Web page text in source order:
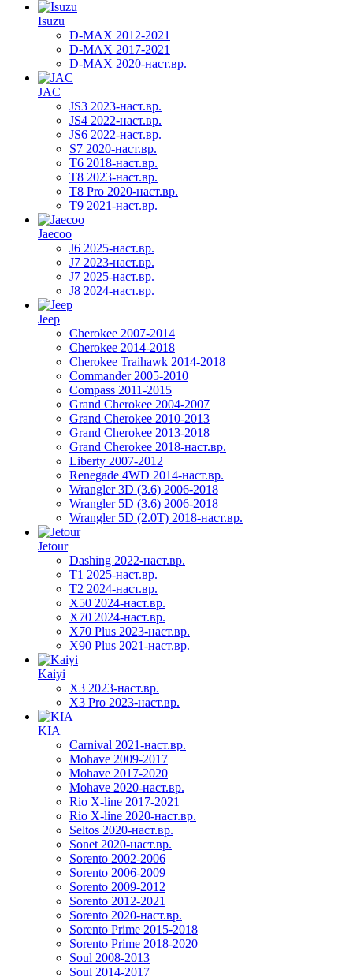
Isuzu
D-MAX 2012-2021
D-MAX 2017-2021
D-MAX 2020-наст.вр.
JAC
JS3 2023-наст.вр.
JS4 2022-наст.вр.
JS6 2022-наст.вр.
S7 2020-наст.вр.
T6 2018-наст.вр.
T8 2023-наст.вр.
T8 Pro 2020-наст.вр.
T9 2021-наст.вр.
Jaecoo
J6 2025-наст.вр.
J7 2023-наст.вр.
J7 2025-наст.вр.
J8 2024-наст.вр.
Jeep
Cherokee 2007-2014
Cherokee 2014-2018
Cherokee Traihawk 2014-2018
Commander 2005-2010
Compass 2011-2015
Grand Cherokee 2004-2007
Grand Cherokee 2010-2013
Grand Cherokee 2013-2018
Grand Cherokee 2018-наст.вр.
Liberty 2007-2012
Renegade 4WD 2014-наст.вр.
Wrangler 3D (3.6) 2006-2018
Wrangler 5D (3.6) 2006-2018
Wrangler 5D (2.0T) 2018-наст.вр.
Jetour
Dashing 2022-наст.вр.
T1 2025-наст.вр.
T2 2024-наст.вр.
X50 2024-наст.вр.
X70 2024-наст.вр.
X70 Plus 2023-наст.вр.
X90 Plus 2021-наст.вр.
Kaiyi
X3 2023-наст.вр.
X3 Pro 2023-наст.вр.
KIA
Carnival 2021-наст.вр.
Mohave 2009-2017
Mohave 2017-2020
Mohave 2020-наст.вр.
Rio X-line 2017-2021
Rio X-line 2020-наст.вр.
Seltos 2020-наст.вр.
Sonet 2020-наст.вр.
Sorento 2002-2006
Sorento 2006-2009
Sorento 2009-2012
Sorento 2012-2021
Sorento 2020-наст.вр.
Sorento Prime 2015-2018
Sorento Prime 2018-2020
Soul 2008-2013
Soul 2014-2017